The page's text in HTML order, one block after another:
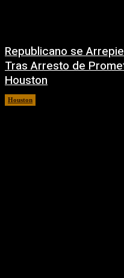
Republicano se
Tras Arresto de
Houston
Houston